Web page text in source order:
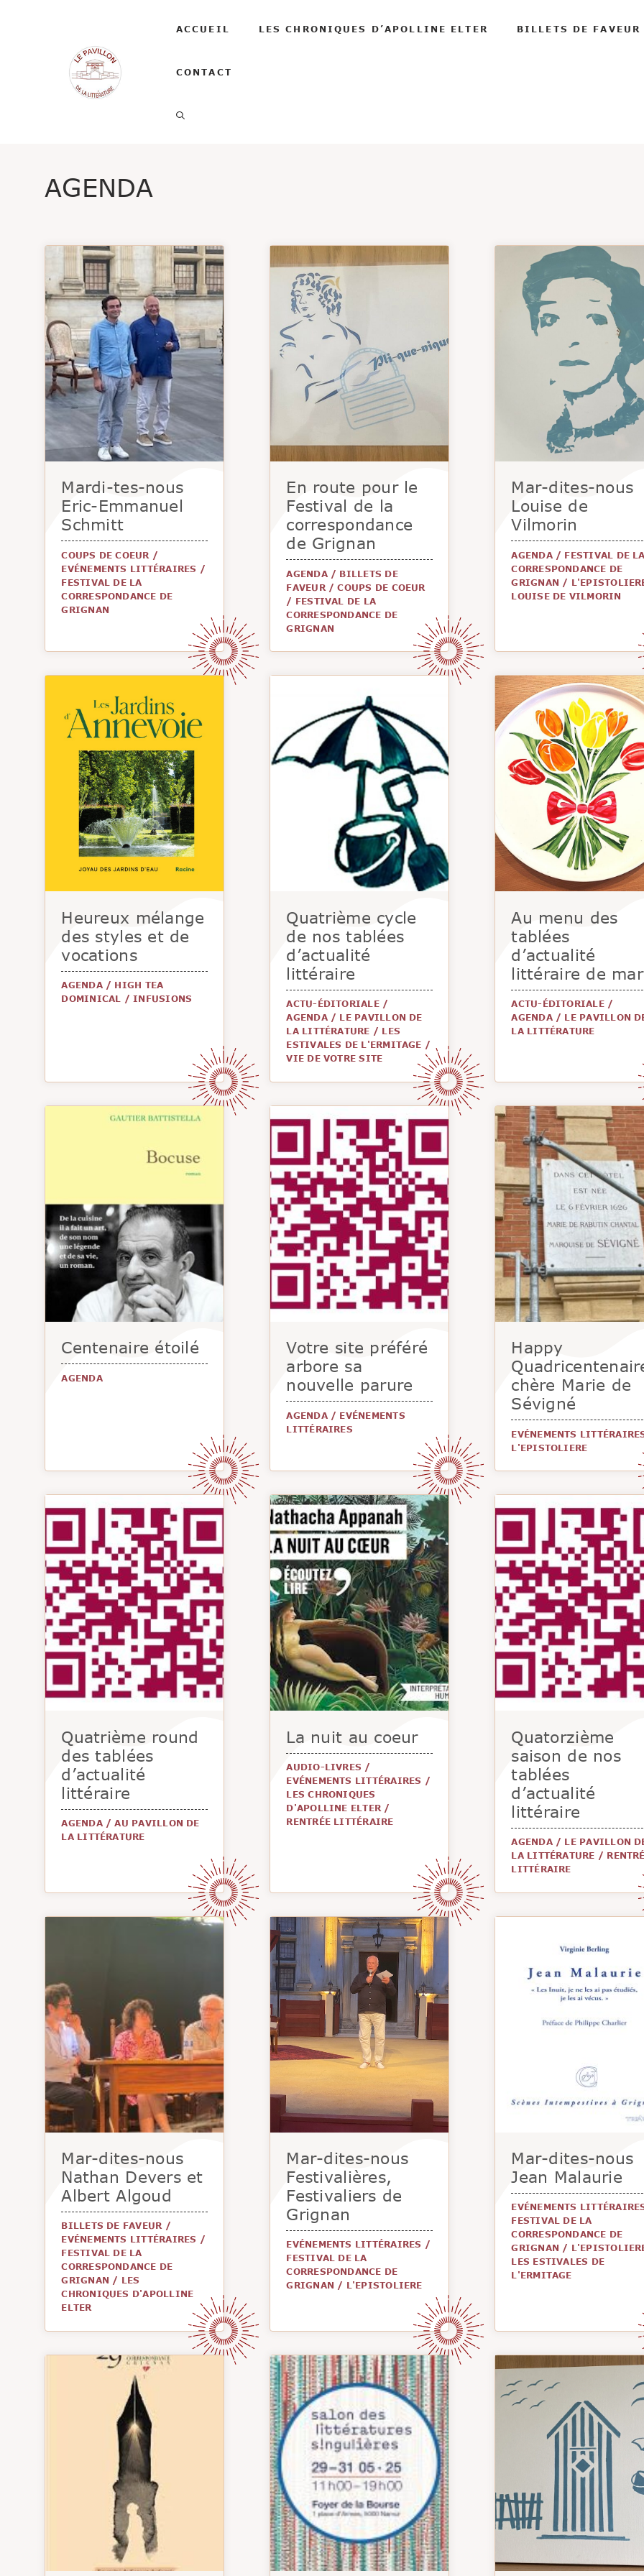
ACCUEIL LES CHRONIQUES D’APOLLINE ELTER BILLETS DE FAVEUR
CONTACT
AGENDA
Mardi-tes-nous
Eric-Emmanuel
Schmitt
COUPS DE COEUR /
EVÉNEMENTS LITTÉRAIRES /
FESTIVAL DE LA
CORRESPONDANCE DE
GRIGNAN
En route pour le
Festival de la
correspondance
de Grignan
AGENDA/ BILLETS DE
FAVEUR/COUPS DE COEUR
/ FESTIVAL DE LA
CORRESPONDANCE DE
GRIGNAN
Mar-dites-nous
Louise de
Vilmorin
AGENDA/ FESTIVAL DE
CORRESPONDANCE DE
GRIGNAN /
LOUISE DE VILMORIN
Heureux mélange
des styles et de
vocations
AGENDA/ HIGH TEA
DOMINICAL
/INFUSIONS
Quatrième cycle
de nos tablées
d’actualité
littéraire
ACTU-ÉDITORIALE/
AGENDA/ LE PAVILLON DE
LA LITTÉRATURE / LES
ESTIVALES DE L'ERMITAGE /
VIE DE VOTRE SITE
Au menu des
tablées
d’actualité
littéraire de
ACTU-ÉDITORIALE/
AGENDA/ LE PAVILLON
LA LITTÉRATURE
Centenaire étoilé
AGENDA
Votre site préféré
arbore sa
nouvelle parure
AGENDA/ EVÉNEMENTS
LITTÉRAIRES
Happy
chère Marie de
Sévigné
EVÉNEMENTS
L'EPISTOLIERE
Quatrième round
des tablées
d’actualité
littéraire
AGENDA/AU PAVILLON DE
LA LITTÉRATURE
La nuit au coeur
AUDIO-LIVRES /
EVÉNEMENTS LITTÉRAIRES /
LES CHRONIQUES
D'APOLLINE ELTER /
RENTRÉE LITTÉRAIRE
Quatorzième
saison de nos
tablées
d’actualité
littéraire
AGENDA/ LE PAVILLON
LA LITTÉRATURE /
LITTÉRAIRE
Mar-dites-nous
Nathan Devers et
Albert Algoud
BILLETS DE FAVEUR /
EVÉNEMENTS LITTÉRAIRES /
FESTIVAL DE LA
CORRESPONDANCE DE
GRIGNAN / LES
CHRONIQUES D'APOLLINE
ELTER
Mar-dites-nous
Festivalières,
Festivaliers de
Grignan
EVÉNEMENTS LITTÉRAIRES /
FESTIVAL DE LA
CORRESPONDANCE DE
GRIGNAN / L'EPISTOLIERE
Mar-dites-nous
Jean Malaurie
EVÉNEMENTS
FESTIVAL DE LA
CORRESPONDANCE DE
GRIGNAN /
LES ESTIVALES DE
L'ERMITAGE